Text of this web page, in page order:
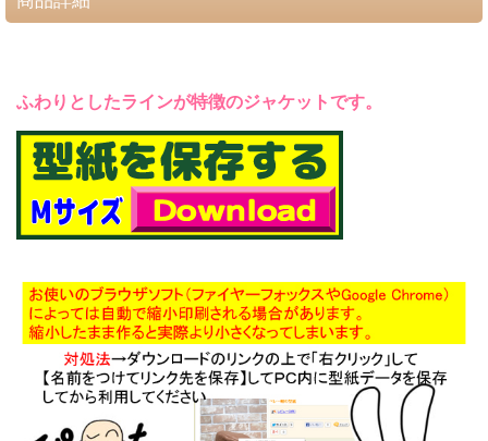
ふわりとしたラインが特徴のジャケットです。